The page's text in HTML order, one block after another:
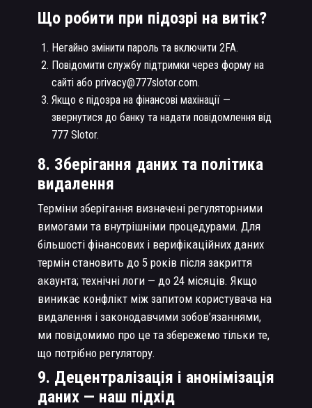
Що робити при підозрі на витік?
Негайно змінити пароль та включити 2FA.
Повідомити службу підтримки через форму на
сайті або privacy@777slotor.com.
Якщо є підозра на фінансові махінації —
звернутися до банку та надати повідомлення від
777 Slotor.
8. Зберігання даних та політика
видалення
Терміни зберігання визначені регуляторними
вимогами та внутрішніми процедурами. Для
більшості фінансових і верифікаційних даних
термін становить до 5 років після закриття
акаунта; технічні логи — до 24 місяців. Якщо
виникає конфлікт між запитом користувача на
видалення і законодавчими зобов’язаннями,
ми повідомимо про це та збережемо тільки те,
що потрібно регулятору.
9. Децентралізація і анонімізація
даних — наш підхід